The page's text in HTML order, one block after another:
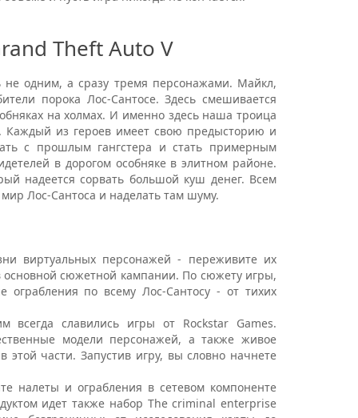
Theft Auto V
одним, а сразу тремя персонажами. Майкл,
порока Лос-Сантосе. Здесь смешивается
на холмах. И именно здесь наша троица
Каждый из героев имеет свою предысторию и
с прошлым гангстера и стать примерным
в дорогом особняке в элитном районе.
надеется сорвать большой куш денег. Всем
Лос-Сантоса и наделать там шуму.
виртуальных персонажей - переживите их
сюжетной кампании. По сюжету игры,
ограбления по всему Лос-Сантосу - от тихих
всегда славились игры от Rockstar Games.
модели персонажей, а также живое
части. Запустив игру, вы словно начнете
налеты и ограбления в сетевом компоненте
идет также набор The criminal enterprise